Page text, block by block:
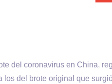
del coronavirus en China,
los del brote original que